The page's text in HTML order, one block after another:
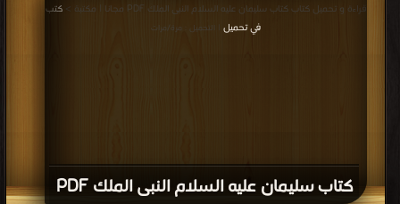
كتاب سليمان عليه السلام النبى الملك PDF
قراءة و تحميل كتاب كتاب سليمان عليه السلام النبى الملك PDF مجانا | مكتبة >
كتب
في تحميل
| التحميل : مرة/مرات